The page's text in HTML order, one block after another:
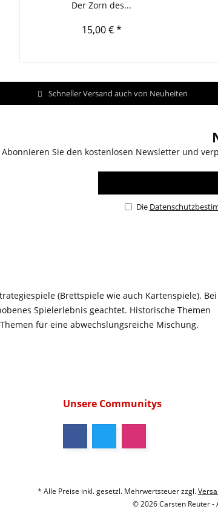
Der Zorn des...
15,00 € *
Schneller Versand auch von Neuheiten
Abonnieren Sie den kostenlosen Newsletter und
Die
(Brettspiele wie auch Kartenspiele).
Spielerlebnis geachtet. Historische Themen
für eine abwechslungsreiche Mischung.
Unsere Communitys
* Alle Preise inkl. gesetzl. Mehrwertsteuer zzgl.
© 2026 Carsten Reuter -